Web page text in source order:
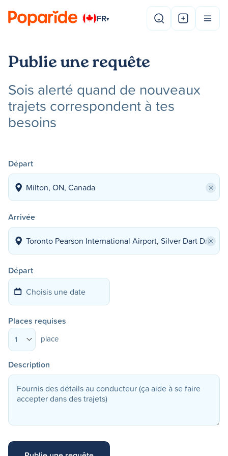
FR▾
Publie une requête
Sois alerté quand de nouveaux
trajets correspondent à tes
besoins
Départ
×
Arrivée
×
Départ
Places requises
1 place
Description